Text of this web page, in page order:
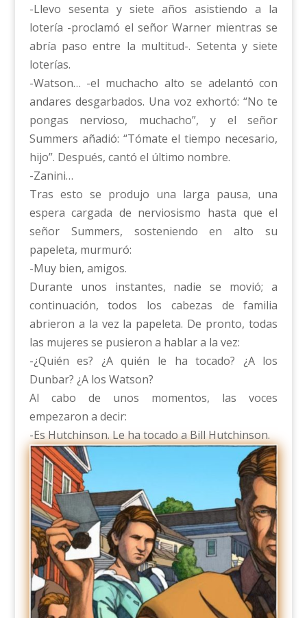
-Llevo sesenta y siete años asistiendo a la
lotería -proclamó el señor Warner mientras se
abría paso entre la multitud-. Setenta y siete
loterías.
-Watson… -el muchacho alto se adelantó con
andares desgarbados. Una voz exhortó: “No te
pongas nervioso, muchacho”, y el señor
Summers añadió: “Tómate el tiempo necesario,
hijo”. Después, cantó el último nombre.
-Zanini…
Tras esto se produjo una larga pausa, una
espera cargada de nerviosismo hasta que el
señor Summers, sosteniendo en alto su
papeleta, murmuró:
-Muy bien, amigos.
Durante unos instantes, nadie se movió; a
continuación, todos los cabezas de familia
abrieron a la vez la papeleta. De pronto, todas
las mujeres se pusieron a hablar a la vez:
-¿Quién es? ¿A quién le ha tocado? ¿A los
Dunbar? ¿A los Watson?
Al cabo de unos momentos, las voces
empezaron a decir:
-Es Hutchinson. Le ha tocado a Bill Hutchinson.